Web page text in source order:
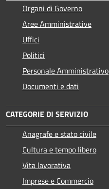
Organi di Governo
Aree Amministrative
Uffici
Politici
Personale Amministrativo
Documenti e dati
CATEGORIE DI SERVIZIO
Anagrafe e stato civile
Cultura e tempo libero
Vita lavorativa
Imprese e Commercio